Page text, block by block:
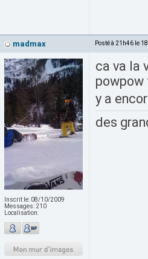
madmax Posté à 21h46 le
Inscrit le: 08/10/2009
Messages: 210
Localisation:
ca va la
powpow
y a
des